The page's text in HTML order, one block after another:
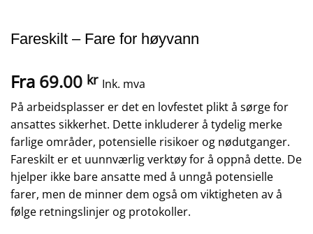
Fareskilt – Fare for høyvann
Fra 69.00 kr Ink. mva
På arbeidsplasser er det en lovfestet plikt å sørge for
ansattes sikkerhet. Dette inkluderer å tydelig merke
farlige områder, potensielle risikoer og nødutganger.
Fareskilt er et uunnværlig verktøy for å oppnå dette. De
hjelper ikke bare ansatte med å unngå potensielle
farer, men de minner dem også om viktigheten av å
følge retningslinjer og protokoller.